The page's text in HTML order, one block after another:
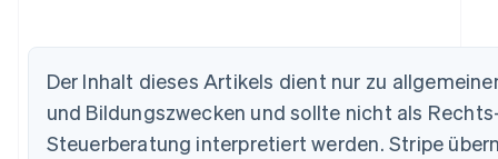
Der Inhalt dieses Artikels dient nur zu
und Bildungszwecken und sollte nicht als
Steuerberatung interpretiert werden. Stripe
Brasilien
Português English
Bulgarien
English
Dänemark